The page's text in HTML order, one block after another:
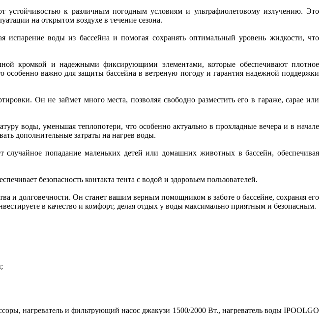
устойчивостью к различным погодным условиям и ультрафиолетовому излучению. Это
на открытом воздухе в течение сезона.
испарение воды из бассейна и помогая сохранять оптимальный уровень жидкости, что
кромкой и надежными фиксирующими элементами, которые обеспечивают плотное
особенно важно для защиты бассейна в ветреную погоду и гарантия надежной поддержки
Он не займет много места, позволяя свободно разместить его в гараже, сарае или
воды, уменьшая теплопотери, что особенно актуально в прохладные вечера и в начале
дополнительные затраты на нагрев воды.
попадание маленьких детей или домашних животных в бассейн, обеспечивая
безопасность контакта тента с водой и здоровьем пользователей.
и долговечности. Он станет вашим верным помощником в заботе о бассейне, сохраняя его
в качество и комфорт, делая отдых у воды максимально приятным и безопасным.
нагреватель и фильтрующий насос джакузи 1500/2000 Вт., нагреватель воды IPOOLGO